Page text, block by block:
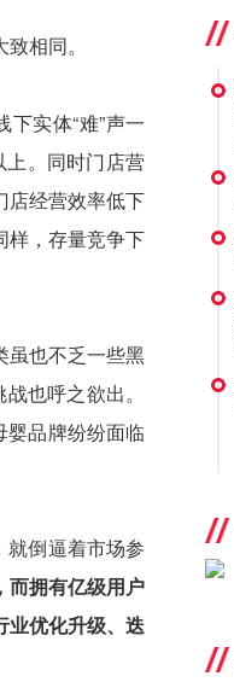
相同。
实体“难”声一
上。同时门店营
店经营效率低下
样，存量竞争下
虽也不乏一些黑
也呼之欲出。
婴品牌纷纷面临
就倒逼着市场参
而拥有亿级用户
业优化升级、迭